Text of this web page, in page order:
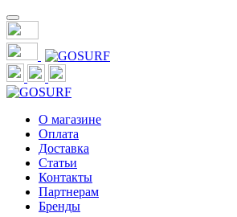
О магазине
Оплата
Доставка
Статьи
Контакты
Партнерам
Бренды